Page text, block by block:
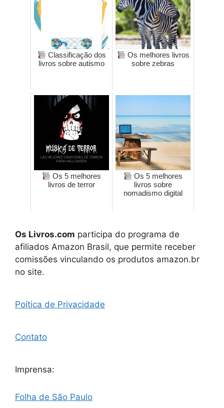
Classificação dos
livros sobre autismo
Os melhores livros
sobre zebras
Os 5 melhores
livros de terror
Os 5 melhores
livros sobre
nomadismo digital
Os Livros.com participa do programa de
afiliados Amazon Brasil, que permite receber
comissões vinculando os produtos amazon.br
no site.
Poítica de Privacidade
Contato
Imprensa:
Folha de São Paulo